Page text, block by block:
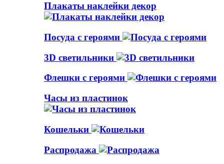
Плакаты наклейки декор
Посуда с героями
3D светильники
Флешки с героями
Часы из пластинок
Кошельки
Распродажа